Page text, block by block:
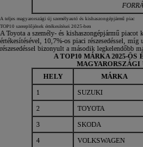
A teljes magyarországi új személyautó és kishaszongépjármű piac
TOP10 szereplőjének értékesítései 2025-ben
A Toyota a személy- és kishaszongépjármű
értékesítésével, 10,7%-os piaci részesedéssel,
részesedéssel bizonyult a második legkelendőbb
A TOP10 MÁRKA 2025-
MAGYARORSZÁGI
HELY
MÁRKA
1 SUZUKI
2 TOYOTA
3 SKODA
4 VOLKSWAGEN